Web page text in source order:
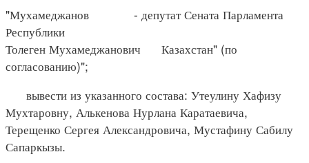
"Мухамеджанов - депутат Сената Парламента
Республики
Толеген Мухамеджанович Казахстан" (по
согласованию)";
вывести из указанного состава: Утеулину Хафизу
Мухтаровну, Алькенова Нурлана Каратаевича,
Терещенко Сергея Александровича, Мустафину Сабилу
Сапаркызы.